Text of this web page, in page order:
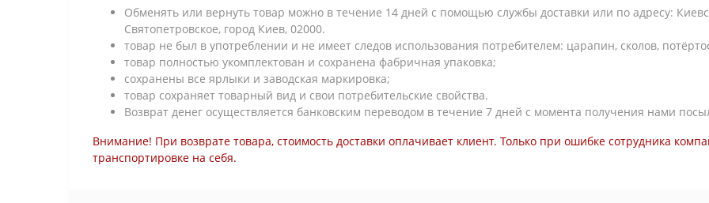
Обменять или вернуть товар можно в течение 14 дней с помощью службы доставки или по адресу:
Святопетровское, город Киев, 02000.
товар не был в употреблении и не имеет следов использования потребителем: царапин, сколов,
товар полностью укомплектован и сохранена фабричная упаковка;
сохранены все ярлыки и заводская маркировка;
товар сохраняет товарный вид и свои потребительские свойства.
Возврат денег осуществляется банковским переводом в течение 7 дней с момента получения нами
Внимание! При возврате товара, стоимость доставки оплачивает клиент. Только при ошибке сотрудника
транспортировке на себя.